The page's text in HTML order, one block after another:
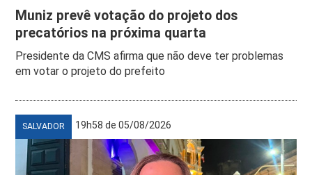
Muniz prevê votação do projeto dos
precatórios na próxima quarta
Presidente da CMS afirma que não deve ter problemas
em votar o projeto do prefeito
SALVADOR 19h58 de 05/08/2026